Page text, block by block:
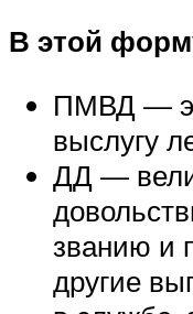
В этой
ПМВД —
выслугу
ДД —
званию и
другие